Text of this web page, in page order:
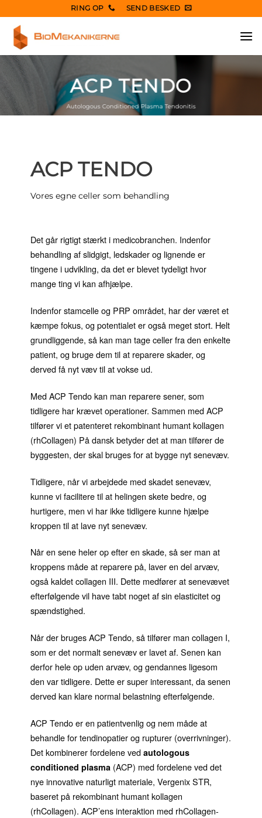
indhold
RING OP SEND BESKED
ACP TENDO
Autologous Conditioned Plasma Tendonitis
ACP TENDO
Vores egne celler som behandling
Det går rigtigt stærkt i medicobranchen. Indenfor
behandling af slidgigt, ledskader og lignende er
tingene i udvikling, da det er blevet tydeligt hvor
mange ting vi kan afhjælpe.
Indenfor stamcelle og PRP området, har der været et
kæmpe fokus, og potentialet er også meget stort. Helt
grundliggende, så kan man tage celler fra den enkelte
patient, og bruge dem til at reparere skader, og
derved få nyt væv til at vokse ud.
Med ACP Tendo kan man reparere sener, som
tidligere har krævet operationer. Sammen med ACP
tilfører vi et patenteret rekombinant humant kollagen
(rhCollagen) På dansk betyder det at man tilfører de
byggesten, der skal bruges for at bygge nyt senevæv.
Tidligere, når vi arbejdede med skadet senevæv,
kunne vi facilitere til at helingen skete bedre, og
hurtigere, men vi har ikke tidligere kunne hjælpe
kroppen til at lave nyt senevæv.
Når en sene heler op efter en skade, så ser man at
kroppens måde at reparere på, laver en del arvæv,
også kaldet collagen III. Dette medfører at senevævet
efterfølgende vil have tabt noget af sin elasticitet og
spændstighed.
Når der bruges ACP Tendo, så tilfører man collagen I,
som er det normalt senevæv er lavet af. Senen kan
derfor hele op uden arvæv, og gendannes ligesom
den var tidligere. Dette er super interessant, da senen
derved kan klare normal belastning efterfølgende.
ACP Tendo er en patientvenlig og nem måde at
behandle for tendinopatier og rupturer (overrivninger).
Det kombinerer fordelene vedautologous
conditioned plasma (ACP) med fordelene ved det
nye innovative naturligt materiale, Vergenix STR,
baseret på rekombinant humant kollagen
(rhCollagen). ACP’ens interaktion med rhCollagen-